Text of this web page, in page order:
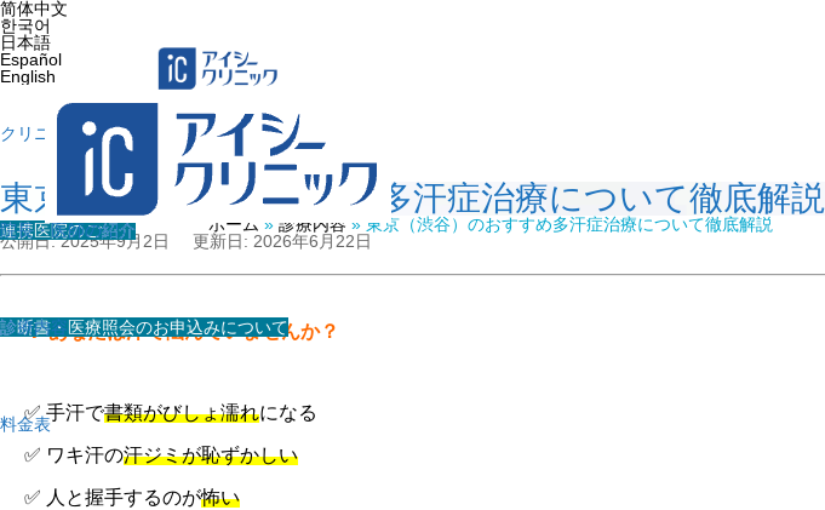
简体中文
한국어
日本語
Español
English
クリニック紹介
連携医院のご紹介
診断書・医療照会のお申込みについて
院長・医師の紹介
診療内容
料金表
東京（渋谷）のおすすめ多汗症治療について徹底解説
ホーム » 診療内容 » 東京（渋谷）のおすすめ多汗症治療について徹底解説
公開日: 2025年9月2日
更新日: 2026年6月22日
💡 あなたは汗で悩んでいませんか？
✅ 手汗で書類がびしょ濡れになる
✅ ワキ汗の汗ジミが恥ずかしい
✅ 人と握手するのが怖い